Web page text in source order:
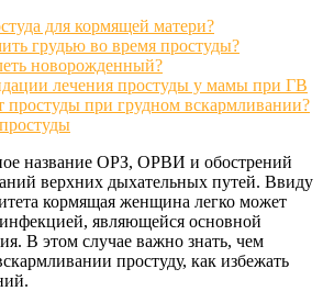
для кормящей матери?
грудью во время простуды?
новорожденный?
лечения простуды у мамы при ГВ
простуды при грудном вскармливании?
название ОРЗ, ОРВИ и обострений
верхних дыхательных путей. Ввиду
кормящая женщина легко может
инфекцией, являющейся основной
В этом случае важно знать, чем
простуду, как избежать